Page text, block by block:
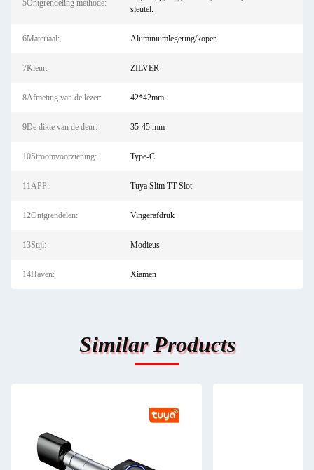
5Ontgrendeling methode:
sleutel.
6Materiaal: Aluminiumlegering/koper
7Kleur: ZILVER
8Afmeting van de lezer: 42*42mm
9De dikte van de deur: 35-45 mm
10Stroomvoorziening: Type-C
11APP: Tuya Slim TT Slot
12Ontgrendelen: Vingerafdruk
13Stijl: Modieus
14Haven: Xiamen
Similar Products